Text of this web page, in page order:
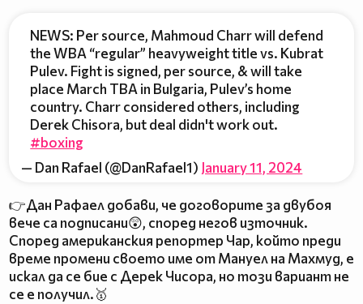
NEWS: Per source, Mahmoud Charr will defend
the WBA “regular” heavyweight title vs. Kubrat
Pulev. Fight is signed, per source, & will take
place March TBA in Bulgaria, Pulev’s home
country. Charr considered others, including
Derek Chisora, but deal didn't work out.
#boxing
— Dan Rafael (@DanRafael1) January 11, 2024
👉Дан Рафаел добави, че договорите за двубоя
вече са подписани😲, според негов източник.
Според американския репортер Чар, който преди
време промени своето име от Мануел на Махмуд, е
искал да се бие с Дерек Чисора, но този вариант не
се е получил.🥇